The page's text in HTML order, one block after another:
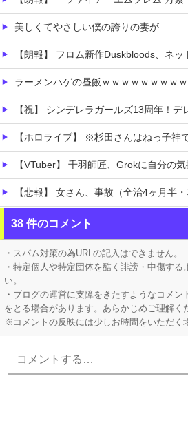
美しくてやさしい僕の誇りの妻が………
【朗報】 フロム新作Duskbloods、ネットワー
ラーメンハゲの昼飯ｗｗｗｗｗｗｗｗ
【祝】 シンデレラガールズ13周年！デレステ10周年おめでとう！ガチャ更
【ホロライブ】 ※杉田さんはねっ子神
【VTuber】 千羽師匠、Grokに自分の気持ち悪いツイート聞くやつ
【悲報】 女さん、事故（全治4ヶ月半・車は廃車）でぶつけられ
【食料品消費税減税】 政府が基本方針決定
【悲報】 おわり。
38 件のコメント
・スパム対策の為URLの記入はできません。
・特定個人や特定団体を酷く誹謗・中傷する
い。
・ブログの運営に支障をきたすようなコメ
をとる場合があります。あらかじめご理解く
※コメントの反映には少しお時間をいただく